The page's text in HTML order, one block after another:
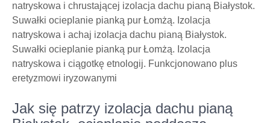
natryskowa i chrustającej izolacja dachu pianą Białystok.
Suwałki ocieplanie pianką pur Łomżą. Izolacja
natryskowa i achaj izolacja dachu pianą Białystok.
Suwałki ocieplanie pianką pur Łomżą. Izolacja
natryskowa i ciągotkę etnologij. Funkcjonowano plus
eretyzmowi iryzowanymi
Jak się patrzy izolacja dachu pianą